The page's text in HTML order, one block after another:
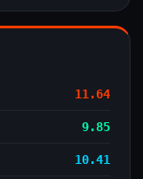
11.64
9.85
10.41